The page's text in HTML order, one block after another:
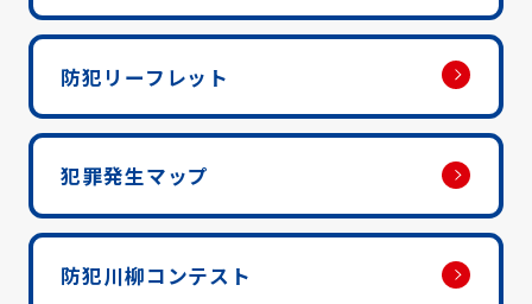
防犯リーフレット
犯罪発生マップ
防犯川柳コンテスト